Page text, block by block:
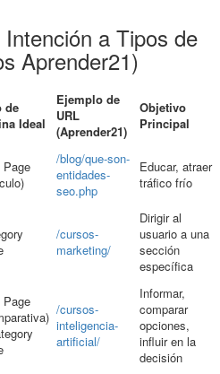
a Tipos de
Aprender21)
de
Ideal
Ejemplo de
URL
(Aprender21)
Objetivo
Principal
Page
/blog/que-son-
entidades-
seo.php
Educar, atraer
tráfico frío
/cursos-
marketing/
Dirigir al
usuario a una
sección
específica
Page
/cursos-
inteligencia-
artificial/
Informar,
comparar
opciones,
influir en la
decisión